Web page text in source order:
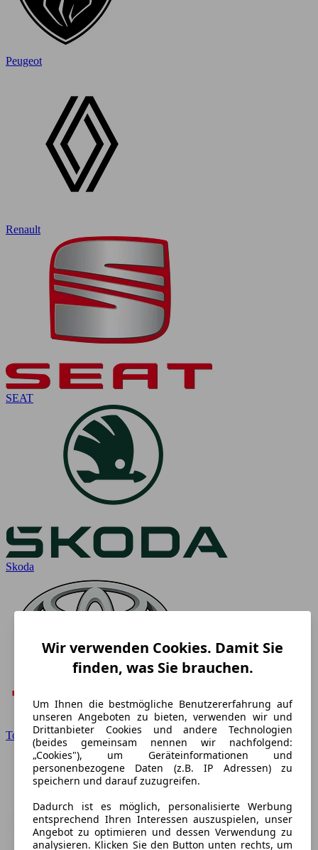
Peugeot
Renault
SEAT
Skoda
Toyota
Wir verwenden Cookies. Damit Sie
finden, was Sie brauchen.
Um Ihnen die bestmögliche Benutzererfahrung auf
unseren Angeboten zu bieten, verwenden wir und
Drittanbieter Cookies und andere Technologien
(beides gemeinsam nennen wir nachfolgend:
„Cookies"), um Geräteinformationen und
personenbezogene Daten (z.B. IP Adressen) zu
speichern und darauf zuzugreifen.
Dadurch ist es möglich, personalisierte Werbung
entsprechend Ihren Interessen auszuspielen, unser
Angebot zu optimieren und dessen Verwendung zu
analysieren. Klicken Sie den Button unten rechts, um